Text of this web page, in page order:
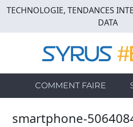
Skip
main
TECHNOLOGIE, TENDANCES
DATA
COMMENT FAIRE
smartphone-